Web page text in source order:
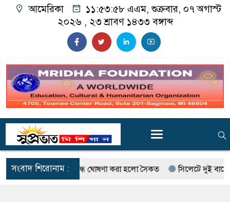
আমেরিকা ১১:৫৪:০০ এএম, শুক্রবার, ০৭ অগাস্ট
২০২৬ , ২৩ শ্রাবণ ১৪৩৩ বঙ্গাব্দ
সংবাদ শিরোনাম :
বৃদ্ধি, বন্ধ ঘোষণা করা হলো সৈকত সিলেটে দুই বাসের মুখোমুখি